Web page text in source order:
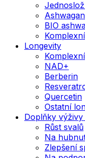
BIO
Longevity
NAD+
Berberin
Quercetin
Ostatní
Doplňky
Růst svalů
Na
Zlepšení